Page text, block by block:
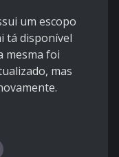
um escopo
tá disponível
mesma foi
mas